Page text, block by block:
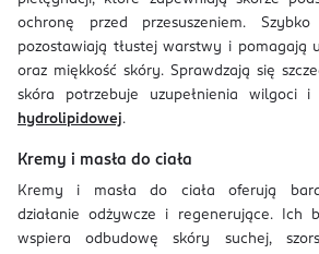
ochronę przed przesuszeniem.
pozostawiają tłustej warstwy i pomagają
oraz miękkość skóry. Sprawdzają się
skóra potrzebuje uzupełnienia wilgoci i
hydrolipidowej.
Kremy i masła do ciała
Kremy i masła do ciała oferują
działanie odżywcze i regenerujące. Ich
wspiera odbudowę skóry suchej,